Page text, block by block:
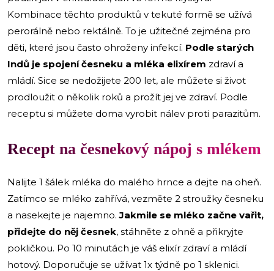
Kombinace těchto produktů v tekuté formě se užívá
perorálně nebo rektálně. To je užitečné zejména pro
děti, které jsou často ohroženy infekcí. Podle starých
Indů je spojení česneku a mléka elixírem zdraví a
mládí. Sice se nedožijete 200 let, ale můžete si život
prodloužit o několik roků a prožít jej ve zdraví. Podle
receptu si můžete doma vyrobit nálev proti parazitům.
Recept na česnekový nápoj s mlékem
Nalijte 1 šálek mléka do malého hrnce a dejte na oheň.
Zatímco se mléko zahřívá, vezměte 2 stroužky česneku
a nasekejte je najemno.Jakmile se mléko začne vařit,
přidejte do něj česnek, stáhněte z ohně a přikryjte
pokličkou. Po 10 minutách je váš elixír zdraví a mládí
hotový. Doporučuje se užívat 1x týdně po 1 sklenici.